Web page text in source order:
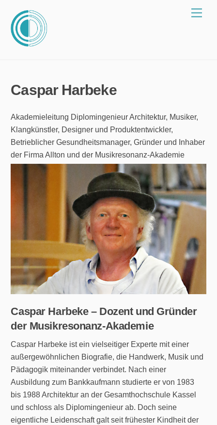
Inhalt
springen
Caspar Harbeke
Akademieleitung Diplomingenieur Architektur, Musiker,
Klangkünstler, Designer und Produktentwickler,
Betrieblicher Gesundheitsmanager, Gründer und Inhaber
der Firma Allton und der Musikresonanz-Akademie
Caspar Harbeke – Dozent und Gründer
der Musikresonanz-Akademie
Caspar Harbeke ist ein vielseitiger Experte mit einer
außergewöhnlichen Biografie, die Handwerk, Musik und
Pädagogik miteinander verbindet. Nach einer
Ausbildung zum Bankkaufmann studierte er von 1983
bis 1988 Architektur an der Gesamthochschule Kassel
und schloss als Diplomingenieur ab. Doch seine
eigentliche Leidenschaft galt seit frühester Kindheit der